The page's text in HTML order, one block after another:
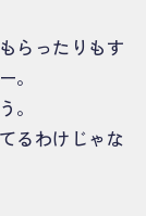
らったりもす
。
。
るわけじゃな